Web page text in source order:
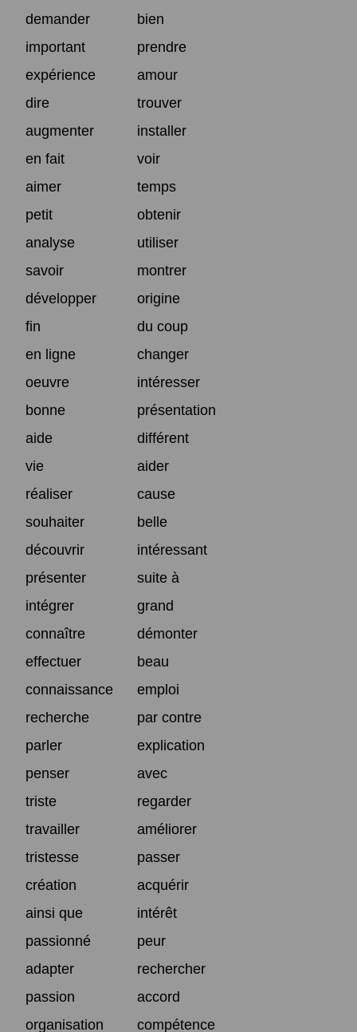
demander
bien
important
prendre
expérience
amour
dire
trouver
augmenter
installer
en fait
voir
aimer
temps
petit
obtenir
analyse
utiliser
savoir
montrer
développer
origine
fin
du coup
en ligne
changer
oeuvre
intéresser
bonne
présentation
aide
différent
vie
aider
réaliser
cause
souhaiter
belle
découvrir
intéressant
présenter
suite à
intégrer
grand
connaître
démonter
effectuer
beau
connaissance
emploi
recherche
par contre
parler
explication
penser
avec
triste
regarder
travailler
améliorer
tristesse
passer
création
acquérir
ainsi que
intérêt
passionné
peur
adapter
rechercher
passion
accord
organisation
compétence